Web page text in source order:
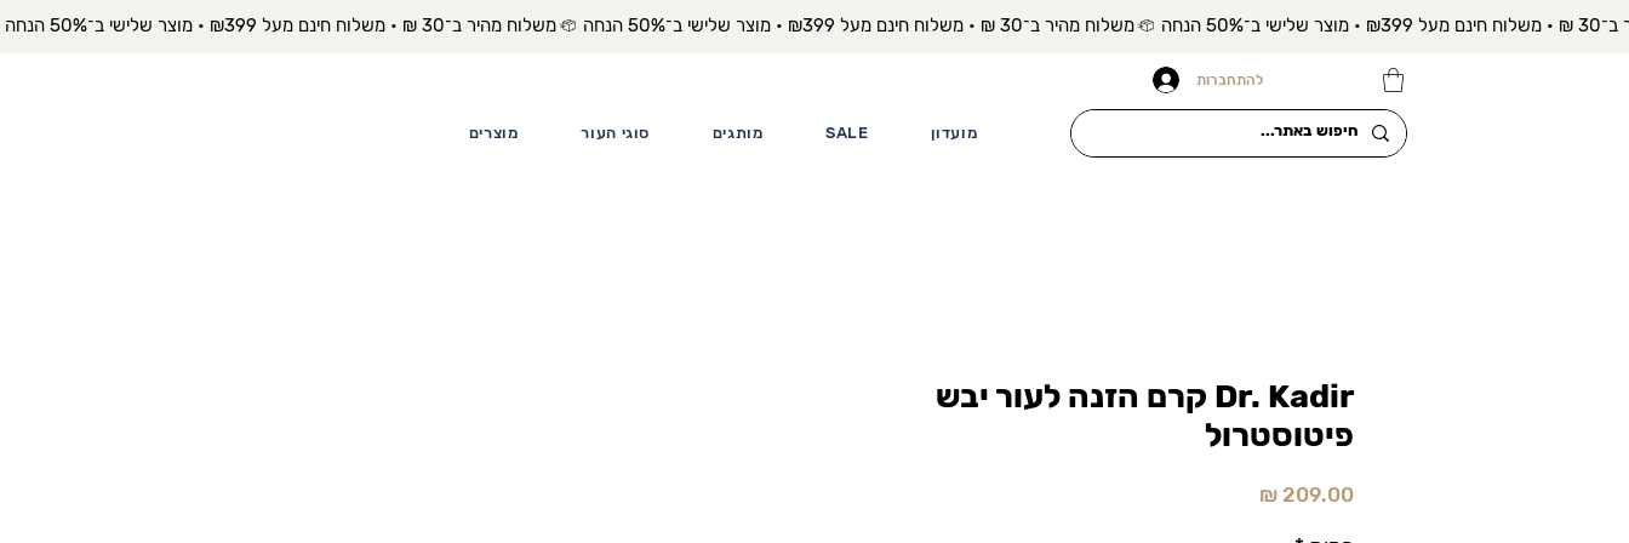
משלוח מהיר ב־30 ₪ • משלוח חינם מעל ₪399 • מוצר שלישי ב־50% הנחה
מוצרים סוגי העור מותגים SALE מועדון
להתחברות
Dr. Kadir קרם הזנה לעור יבש
פיטוסטרול